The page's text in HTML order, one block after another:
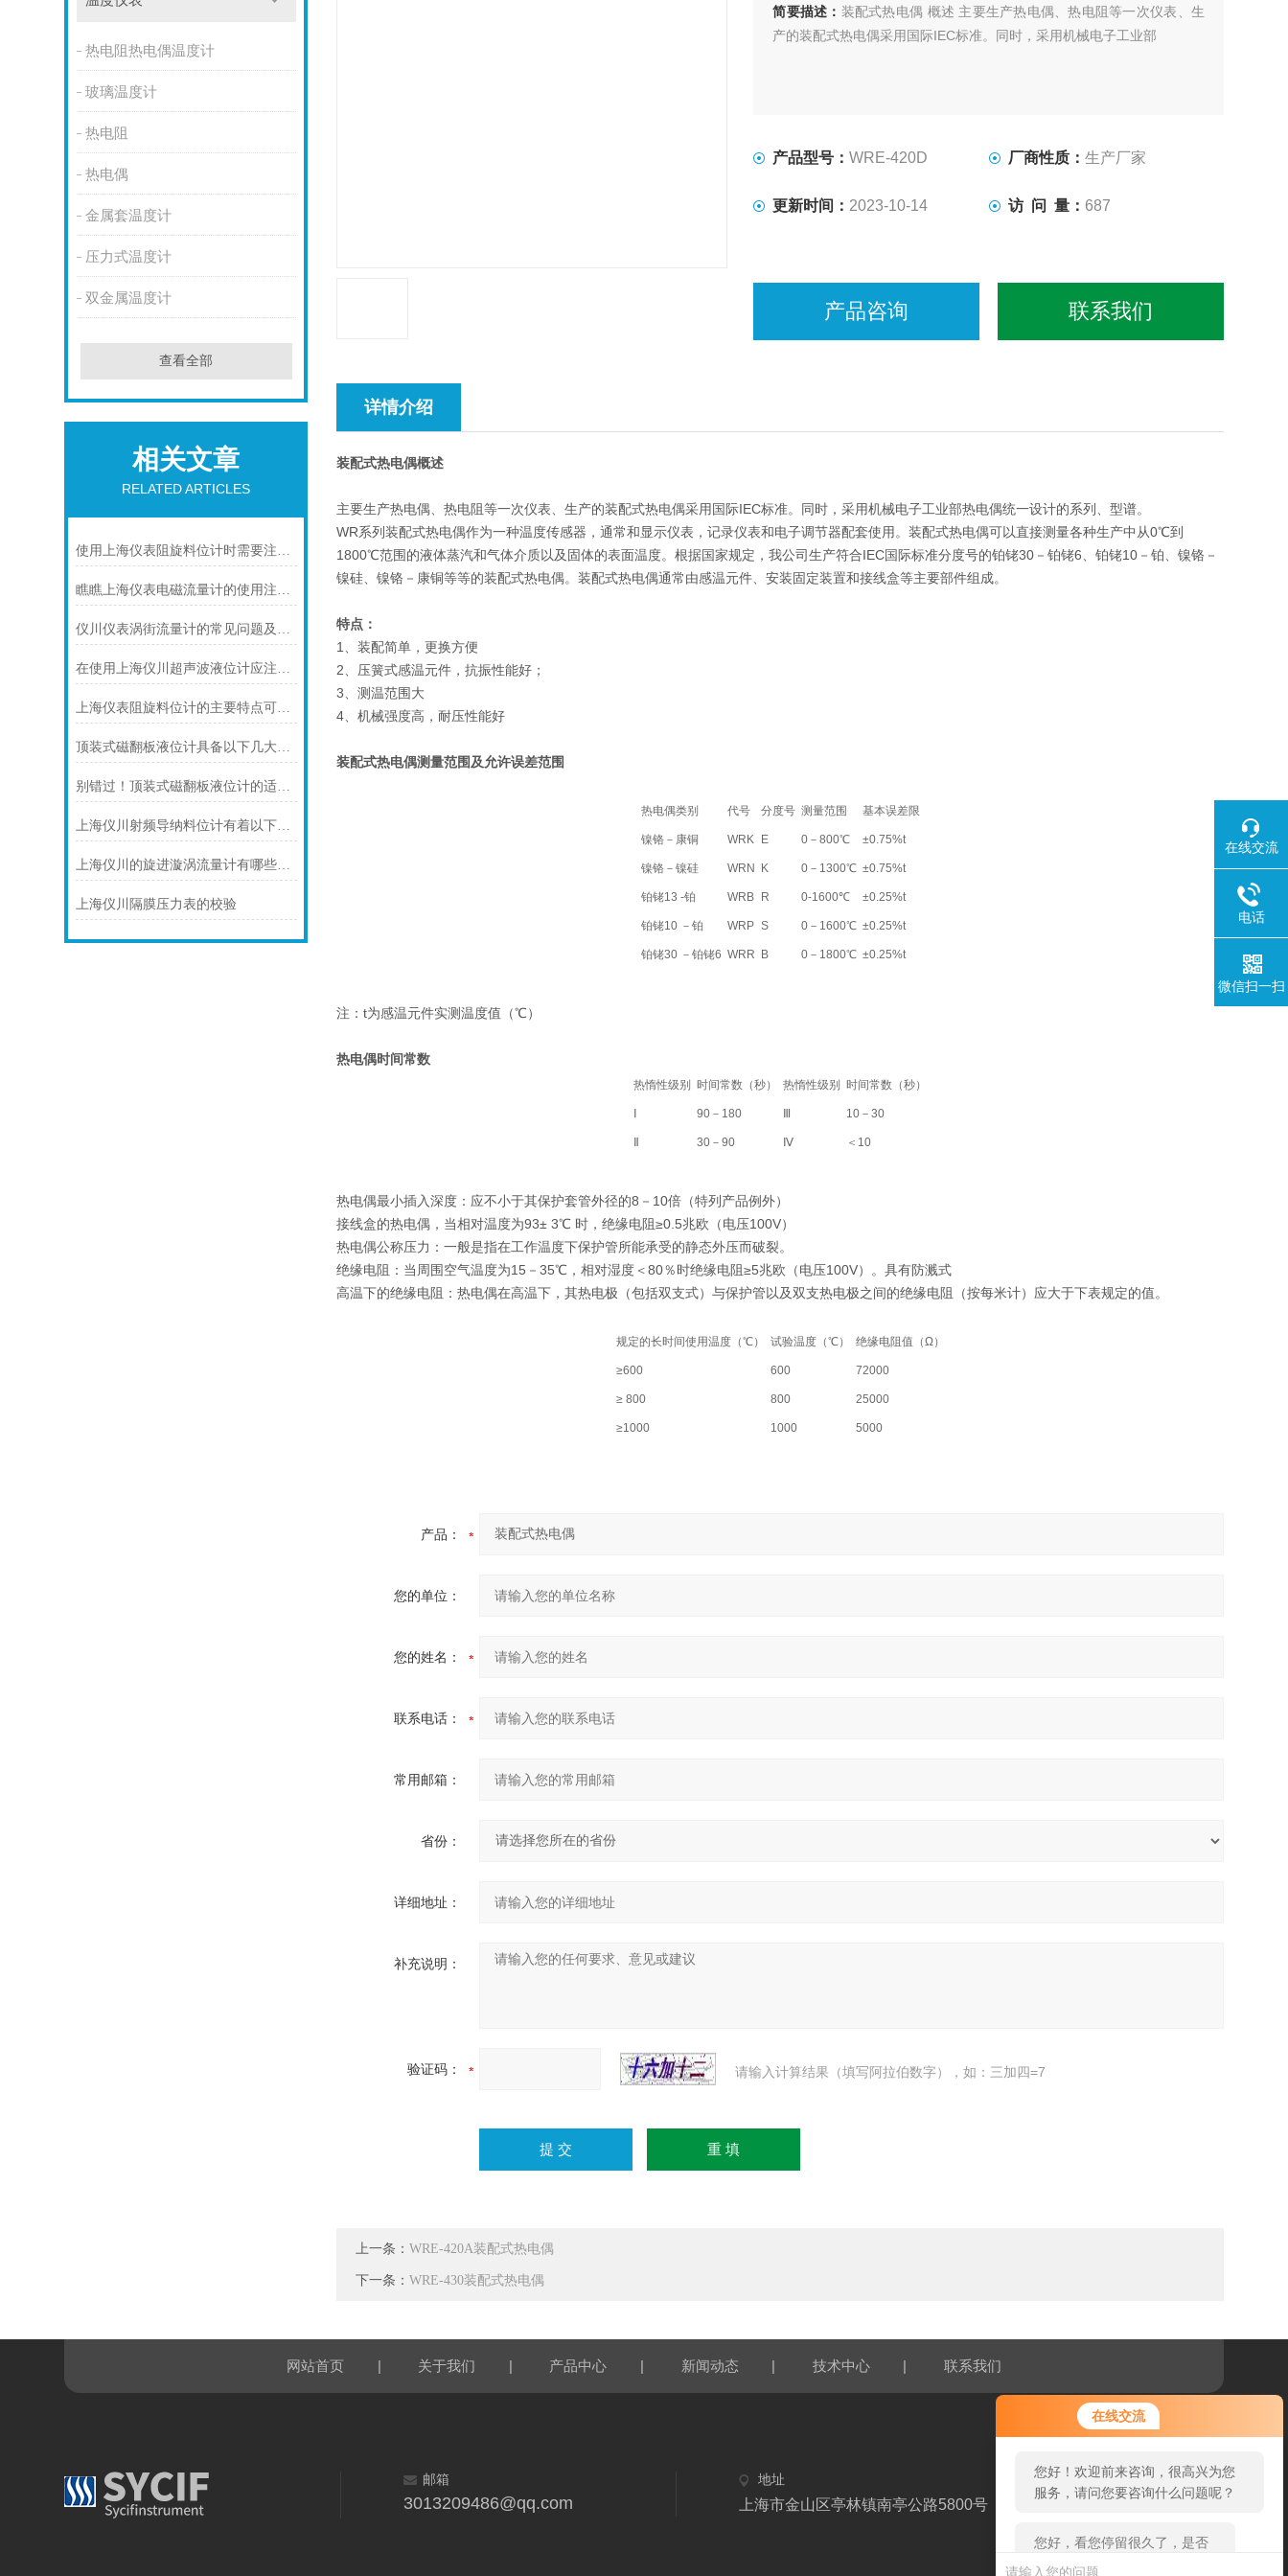
在线交流
您好！欢迎前来咨询，很高兴为您
服务，请问您要咨询什么问题呢？
您好，看您停留很久了，是否找到
了需求产品，您可以直接在线与我
热电阻热电偶温度计
玻璃温度计
热电阻
热电偶
金属套温度计
压力式温度计
双金属温度计
查看全部
相关文章
RELATED ARTICLES
使用上海仪表阻旋料位计时需要注意的一些事项
瞧瞧上海仪表电磁流量计的使用注意事项
仪川仪表涡街流量计的常见问题及解决方法如下
在使用上海仪川超声波液位计应注间的现场条件
上海仪表阻旋料位计的主要特点可归纳如下
顶装式磁翻板液位计具备以下几大主要特点
别错过！顶装式磁翻板液位计的适用版图，一文解锁核心场景
上海仪川射频导纳料位计有着以下几大技术特点
上海仪川的旋进漩涡流量计有哪些应用案例
上海仪川隔膜压力表的校验
简要描述： 装配式热电偶 概述 主要生产热电偶、热电阻等一次仪表、生
产的装配式热电偶采用国际IEC标准。同时，采用机械电子工业部
产品型号：WRE-420D 厂商性质： 生产厂家
更新时间： 2023-10-14 访 问 量： 687
产品咨询 联系我们
详情介绍
装配式热电偶概述
主要生产热电偶、热电阻等一次仪表、生产的装配式热电偶采用国际IEC标准。同时，采用机械电子工业部热电偶统一设计的系列、型谱。
WR系列装配式热电偶作为一种温度传感器，通常和显示仪表，记录仪表和电子调节器配套使用。装配式热电偶可以直接测量各种生产中从0℃到
1800℃范围的液体蒸汽和气体介质以及固体的表面温度。根据国家规定，我公司生产符合IEC国际标准分度号的铂铑30－铂铑6、铂铑10－铂、镍铬－
镍硅、镍铬－康铜等等的装配式热电偶。装配式热电偶通常由感温元件、安装固定装置和接线盒等主要部件组成。
特点：
1、装配简单，更换方便
2、压簧式感温元件，抗振性能好；
3、测温范围大
4、机械强度高，耐压性能好
装配式热电偶测量范围及允许误差范围
热电偶类别 代号 分度号 测量范围 基本误差限
镍铬－康铜 WRK E 0－800℃ ±0.75%t
镍铬－镍硅 WRN K 0－1300℃ ±0.75%t
铂铑13 -铂 WRB R 0-1600℃ ±0.25%t
铂铑10 －铂 WRP S 0－1600℃ ±0.25%t
铂铑30 －铂铑6 WRR B 0－1800℃ ±0.25%t
注：t为感温元件实测温度值（℃）
热电偶时间常数
热惰性级别 时间常数（秒） 热惰性级别 时间常数（秒）
90－180 10－30
30－90 Ⅳ ＜10
热电偶最小插入深度：应不小于其保护套管外径的8－10倍（特列产品例外）
接线盒的热电偶，当相对温度为93± 3℃ 时，绝缘电阻≥0.5兆欧（电压100V）
热电偶公称压力：一般是指在工作温度下保护管所能承受的静态外压而破裂。
绝缘电阻：当周围空气温度为15－35℃，相对湿度＜80％时绝缘电阻≥5兆欧（电压100V）。具有防溅式
高温下的绝缘电阻：热电偶在高温下，其热电极（包括双支式）与保护管以及双支热电极之间的绝缘电阻（按每米计）应大于下表规定的值。
规定的长时间使用温度（℃） 试验温度（℃） 绝缘电阻值（Ω）
≥600 600 72000
≥ 800 800 25000
≥1000 1000 5000
产品：
您的单位：
您的姓名：
联系电话：
常用邮箱：
省份：
详细地址：
补充说明：
验证码： 请输入计算结果（填写阿拉伯数字），如：三加四=7
上一条：WRE-420A装配式热电偶
下一条：WRE-430装配式热电偶
网站首页 | 关于我们 | 产品中心 | 新闻动态 | 技术中心 | 联系我们
邮箱
3013209486@qq.com
地址
上海市金山区亭林镇南亭公路5800号
在线交流
电话
微信扫一扫